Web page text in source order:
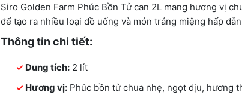
Siro Golden Farm Phúc Bồn Tử can 2L mang hương vị
để tạo ra nhiều loại đồ uống và món tráng miệng hấp
Thông tin chi tiết:
Dung tích: 2 lít
Hương vị: Phúc bồn tử chua nhẹ, ngọt dịu, hương